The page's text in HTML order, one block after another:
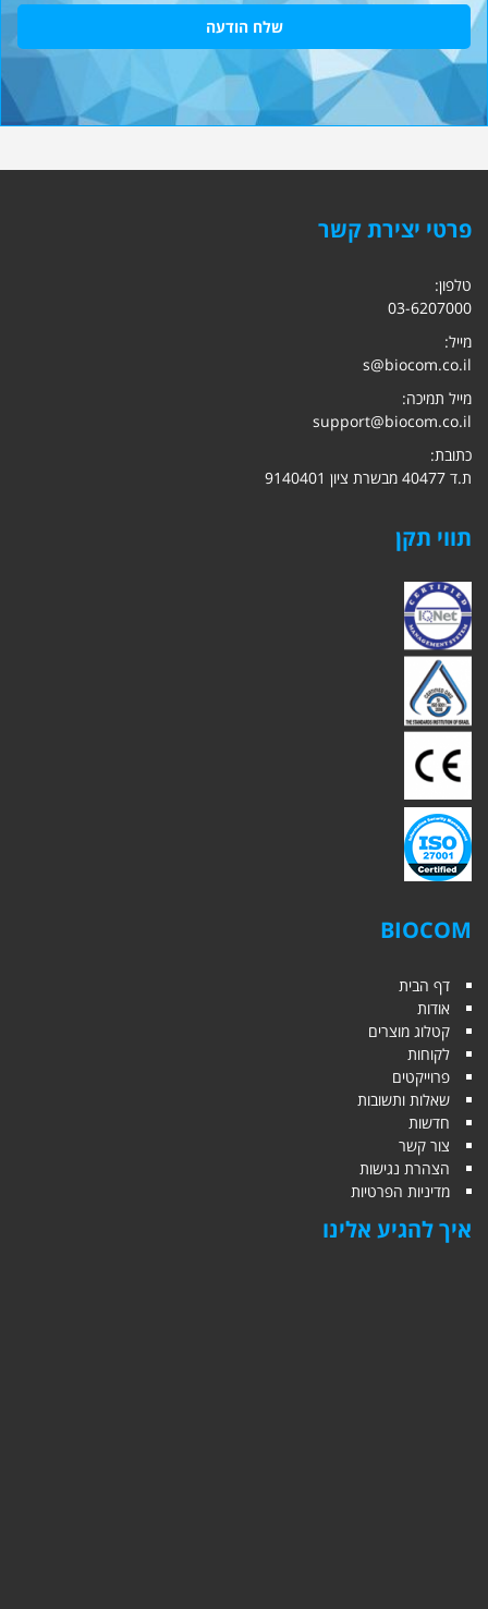
שלח הודעה
פרטי יצירת קשר
טלפון:
03-6207000
מייל:
s@biocom.co.il
מייל תמיכה:
support@biocom.co.il
כתובת:
ת.ד 40477 מבשרת ציון 9140401
תווי תקן
BIOCOM
דף הבית
אודות
קטלוג מוצרים
לקוחות
פרוייקטים
שאלות ותשובות
חדשות
צור קשר
הצהרת נגישות
מדיניות הפרטיות
איך להגיע אלינו